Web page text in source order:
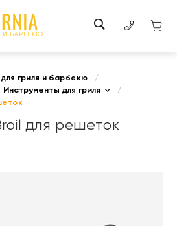
И БАРБЕКЮ
гриля и барбекю
/
Инструменты для гриля
/
для решеток